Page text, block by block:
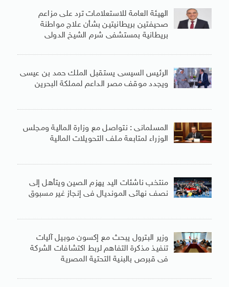
الهيئة العامة للاستعلامات ترد على مزاعم
صحيفتين بريطانيتين بشأن علاج مواطنة
بريطانية بمستشفى شرم الشيخ الدولى
الرئيس السيسى يستقبل الملك حمد بن عيسى
ويجدد موقف مصر الداعم لمملكة البحرين
المسلمانى : نتواصل مع وزارة المالية ومجلس
الوزراء لمتابعة ملف التحويلات المالية
منتخب ناشئات اليد يهزم الصين ويتأهل إلى
نصف نهائى المونديال فى إنجاز غير مسبوق
وزير البترول يبحث مع إكسون موبيل آليات
تنفيذ مذكرة التفاهم لربط اكتشافات الشركة
فى قبرص بالبنية التحتية المصرية